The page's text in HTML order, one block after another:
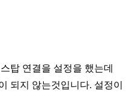
탑 연결을 설정을 했는데
되지 않는것입니다. 설정이